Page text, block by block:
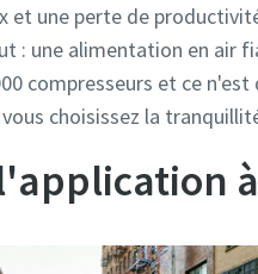
et une perte de
: une alimentation en air
compresseurs et ce
choisissez la